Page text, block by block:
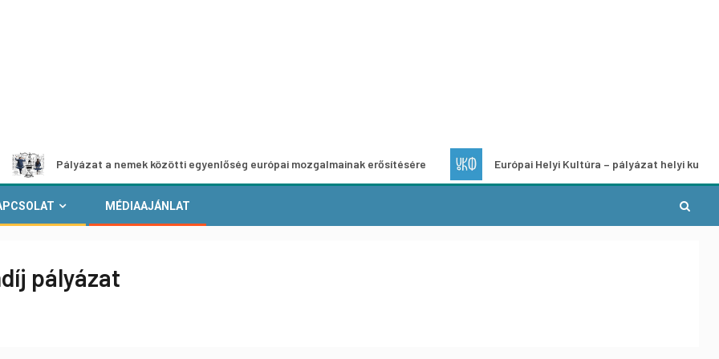
Pályázat a nemek közötti egyenlőség európai mozgalmainak erősítésére Európai Helyi Kultúra – pályázat helyi kulturális
MÉDIAAJÁNLAT
pályázat